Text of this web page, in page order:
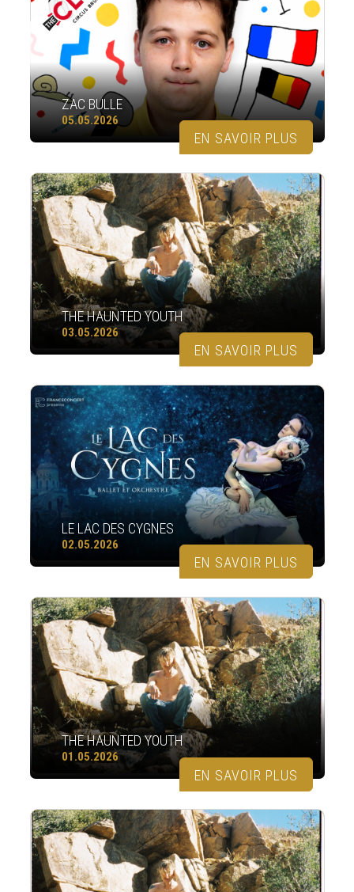
ZAC BULLE
05.05.2026
EN SAVOIR PLUS
THE HAUNTED YOUTH
03.05.2026
EN SAVOIR PLUS
LE LAC DES CYGNES
02.05.2026
EN SAVOIR PLUS
THE HAUNTED YOUTH
01.05.2026
EN SAVOIR PLUS